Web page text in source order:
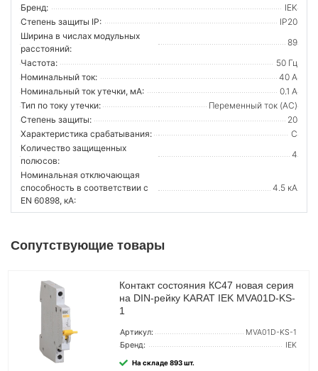
Бренд:
IEK
Степень защиты IP:
IP20
Ширина в числах модульных
расстояний:
89
Частота:
50 Гц
Номинальный ток:
40 А
Номинальный ток утечки, мА:
0.1 А
Тип по току утечки:
Переменный ток (AC)
Степень защиты:
20
Характеристика срабатывания:
C
Количество защищенных
полюсов:
4
Номинальная отключающая
способность в соответствии с
EN 60898, кА:
4.5 кА
Сопутствующие товары
Контакт состояния КС47 новая серия
на DIN-рейку KARAT IEK MVA01D-KS-
1
Артикул:
MVA01D-KS-1
Бренд:
IEK
На складе 893 шт.